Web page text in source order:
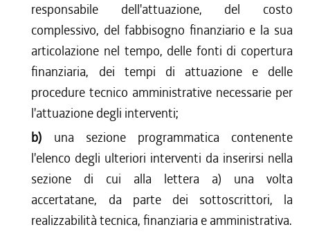
responsabile dell'attuazione, del costo
complessivo, del fabbisogno finanziario e la sua
articolazione nel tempo, delle fonti di copertura
finanziaria, dei tempi di attuazione e delle
procedure tecnico amministrative necessarie per
l'attuazione degli interventi;
b) una sezione programmatica contenente
l'elenco degli ulteriori interventi da inserirsi nella
sezione di cui alla lettera a) una volta
accertatane, da parte dei sottoscrittori, la
realizzabilità tecnica, finanziaria e amministrativa.